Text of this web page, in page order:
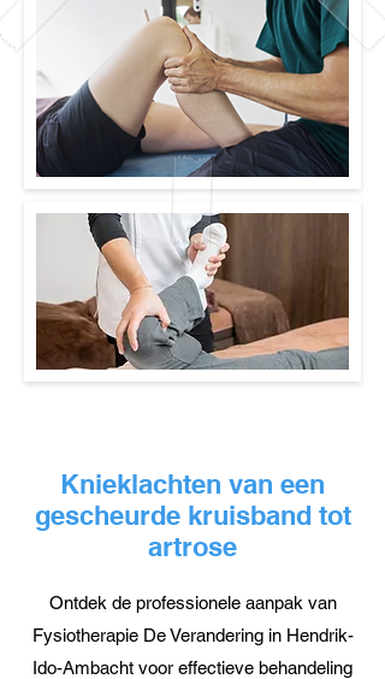
Knieklachten van een
gescheurde kruisband tot
artrose
Ontdek de professionele aanpak van
Fysiotherapie De Verandering in Hendrik-
Ido-Ambacht voor effectieve behandeling